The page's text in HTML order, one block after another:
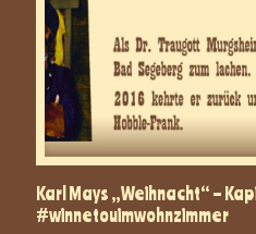
Karl Mays „Weihnacht“ –
#winnetouimwohnzimmer